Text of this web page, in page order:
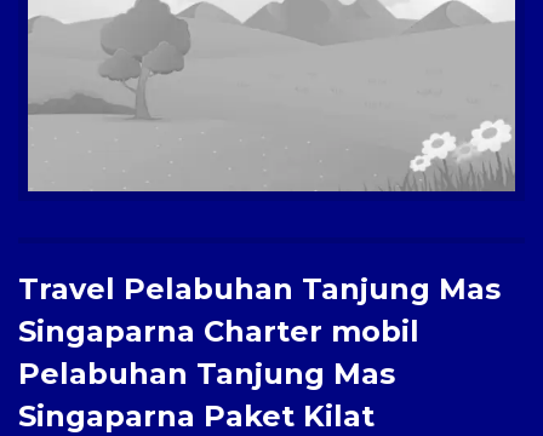
Paket Kilat
Pengiriman Barang
Travel Pelabuhan Tanjung Mas
Singaparna Charter mobil
Pelabuhan Tanjung Mas
Singaparna Paket Kilat